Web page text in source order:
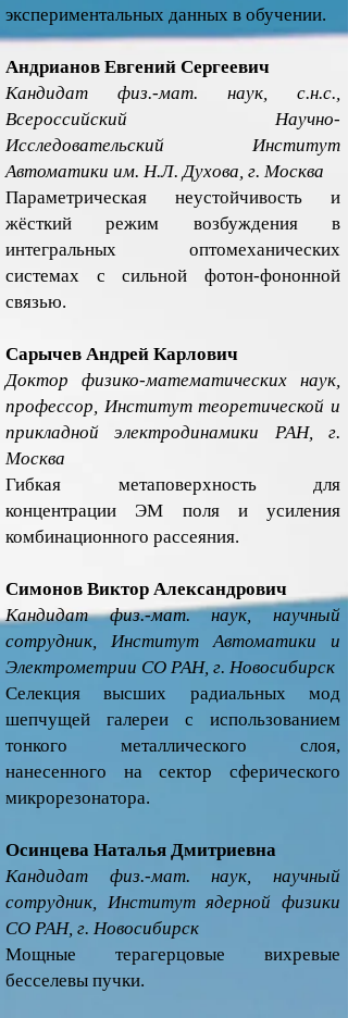
экспериментальных данных в обучении.
Андрианов Евгений Сергеевич
Кандидат физ.-мат. наук, с.н.с.,
Всероссийский Научно-
Исследовательский Институт
Автоматики им. Н.Л. Духова, г. Москва
Параметрическая неустойчивость и
жёсткий режим возбуждения в
интегральных оптомеханических
системах с сильной фотон-фононной
связью.
Сарычев Андрей Карлович
Доктор физико-математических наук,
профессор, Институт теоретической и
прикладной электродинамики РАН, г.
Москва
Гибкая метаповерхность для
концентрации ЭМ поля и усиления
комбинационного рассеяния.
Симонов Виктор Александрович
Кандидат физ.-мат. наук, научный
сотрудник, Институт Автоматики и
Электрометрии СО РАН, г. Новосибирск
Селекция высших радиальных мод
шепчущей галереи с использованием
тонкого металлического слоя,
нанесенного на сектор сферического
микрорезонатора.
Осинцева Наталья Дмитриевна
Кандидат физ.-мат. наук, научный
сотрудник, Институт ядерной физики
СО РАН, г. Новосибирск
Мощные терагерцовые вихревые
бесселевы пучки.